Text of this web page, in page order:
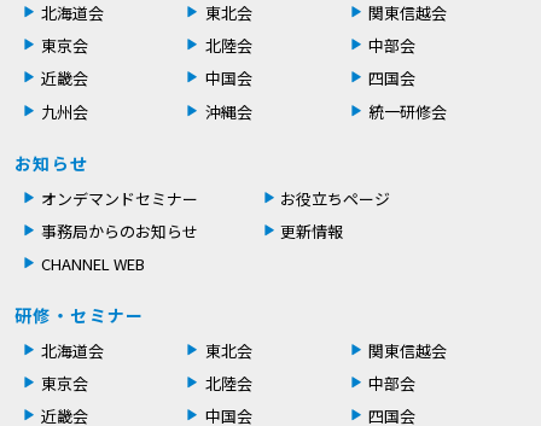
北海道会 東北会
関東信越会
東京会
北陸会
中部会
近畿会
中国会
四国会
九州会
沖縄会 統一研修会
お知らせ
オンデマンドセミナー
お役立ちページ
事務局からのお知らせ
更新情報
CHANNEL WEB
研修・セミナー
北海道会 東北会
関東信越会
東京会
北陸会
中部会
近畿会
中国会 四国会